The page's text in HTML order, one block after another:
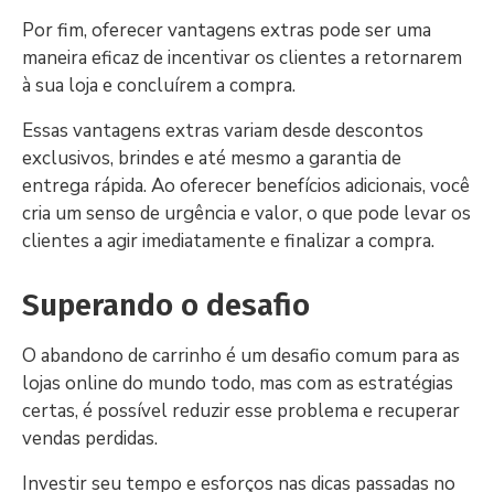
Por fim, oferecer vantagens extras pode ser uma
maneira eficaz de incentivar os clientes a retornarem
à sua loja e concluírem a compra.
Essas vantagens extras variam desde descontos
exclusivos, brindes e até mesmo a garantia de
entrega rápida. Ao oferecer benefícios adicionais, você
cria um senso de urgência e valor, o que pode levar os
clientes a agir imediatamente e finalizar a compra.
Superando o desafio
O abandono de carrinho é um desafio comum para as
lojas online do mundo todo, mas com as estratégias
certas, é possível reduzir esse problema e recuperar
vendas perdidas.
Investir seu tempo e esforços nas dicas passadas no